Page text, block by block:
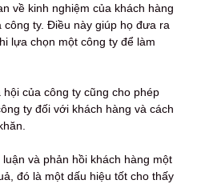
về kinh nghiệm của khách hàng
công ty. Điều này giúp họ đưa ra
lựa chọn một công ty để làm
của công ty cũng cho phép
ty đối với khách hàng và cách
và phản hồi khách hàng một
đó là một dấu hiệu tốt cho thấy